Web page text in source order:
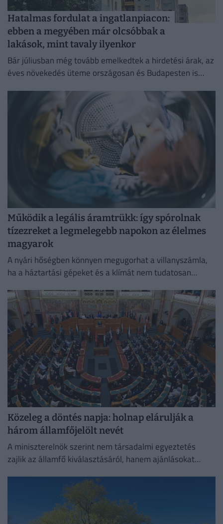
Hatalmas fordulat a ingatlanpiacon:
ebben a megyében már olcsóbbak a
lakások, mint tavaly ilyenkor
Bár júliusban még tovább emelkedtek a hirdetési árak, az
éves növekedés üteme országosan és Budapesten is
Működik a legális áramtrükk: így spórolnak
tízezreket a legmelegebb napokon az élelmes
magyarok
A nyári hőségben könnyen megugorhat a villanyszámla,
ha a háztartási gépeket és a klímát nem tudatosan
Közeleg a döntés napja: holnap elárulják a
három államfőjelölt nevét
A miniszterelnök szerint nem társadalmi egyeztetés
zajlik az államfő kiválasztásáról, hanem ajánlásokat